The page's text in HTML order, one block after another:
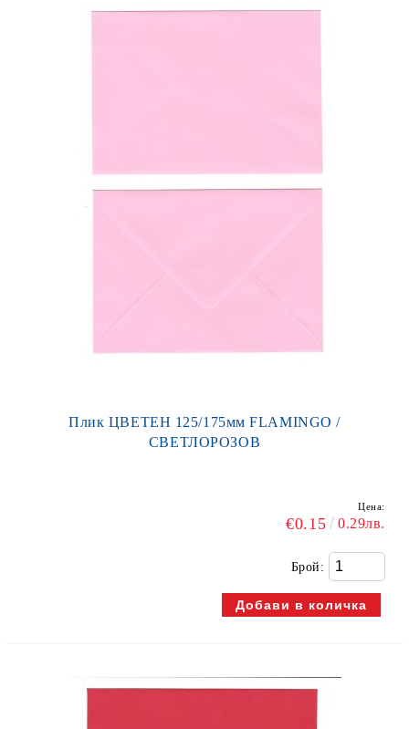
Плик ЦВЕТЕН 125/175мм FLAMINGO /
СВЕТЛОРОЗОВ
Цена:
€0.15 0.29лв.
Брой: